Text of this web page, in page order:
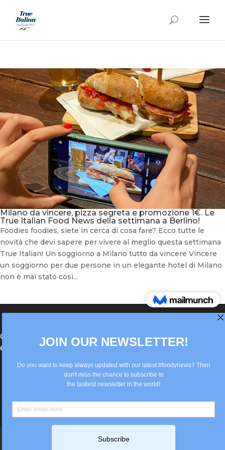
Milano da vincere, pizza segreta e promozione 1€. Le
True Italian Food News della settimana a Berlino!
Foodies foodies, siete in cerca di cosa fare? Ecco tutte le
novità che devi sapere per vivere al meglio questa settimana
True Italian! Un soggiorno a Milano tutto da vincere Vincere
un soggiorno per due persone in un elegante hotel di Milano
non è mai stato così...
®Berlin Italian Communication 2022 +49(0)30
62867442
info@old.true-italian.com
Privacy Policy